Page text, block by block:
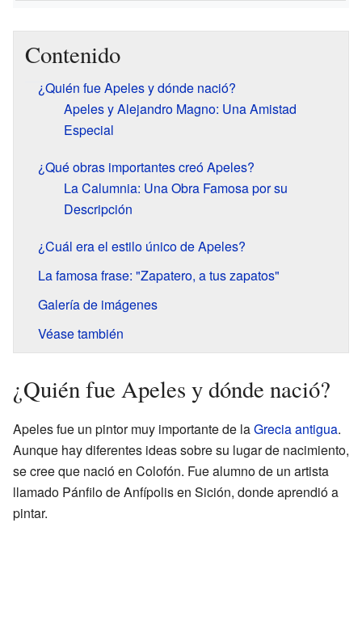
Contenido
¿Quién fue Apeles y dónde nació?
Apeles y Alejandro Magno: Una Amistad
Especial
¿Qué obras importantes creó Apeles?
La Calumnia: Una Obra Famosa por su
Descripción
¿Cuál era el estilo único de Apeles?
La famosa frase: "Zapatero, a tus zapatos"
Galería de imágenes
Véase también
¿Quién fue Apeles y dónde nació?
Apeles fue un pintor muy importante de laGrecia antigua.
Aunque hay diferentes ideas sobre su lugar de nacimiento,
se cree que nació en Colofón. Fue alumno de un artista
llamado Pánfilo de Anfípolis en Sición, donde aprendió a
pintar.